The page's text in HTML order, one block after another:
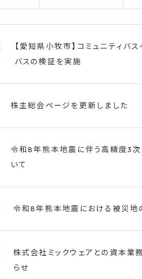
【愛知県小牧市】コミュニティバ
バスの検証を実施
株主総会ページを更新しました
令和8年熊本地震に伴う高精度3
いて
令和8年熊本地震における被災地
株式会社ミックウェアとの資本業
らせ